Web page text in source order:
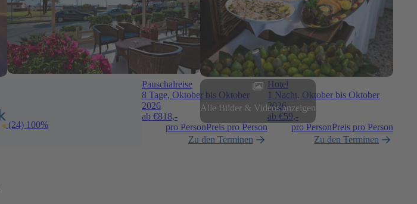
Alle Bilder & Videos anzeigen
(24) 100%
Pauschalreise
8 Tage, Oktober bis Oktober
2026
ab €818,-
pro PersonPreis pro Person
Zu den Terminen
Hotel
1 Nacht, Oktober bis Oktober
2026
ab €59,-
pro PersonPreis pro Person
Zu den Terminen